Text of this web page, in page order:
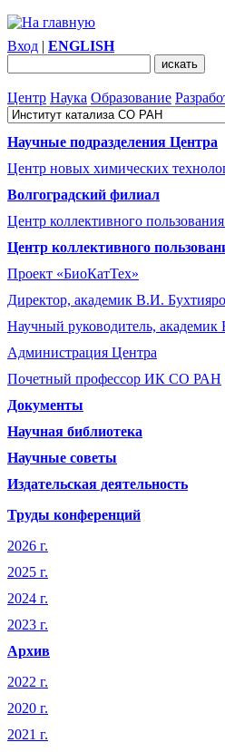
Вход | ENGLISH
Центр Наука Образование
Научные подразделения Центра
Центр новых химических
Волгоградский филиал
Центр коллективного
Центр коллективного
Проект «БиоКатТех»
Директор, академик В.И.
Научный руководитель,
Администрация Центра
Почетный профессор ИК СО РАН
Документы
Научная библиотека
Научные советы
Издательская деятельность
Труды конференций
2026 г.
2025 г.
2024 г.
2023 г.
Архив
2022 г.
2020 г.
2021 г.